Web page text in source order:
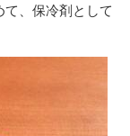
、保冷剤として